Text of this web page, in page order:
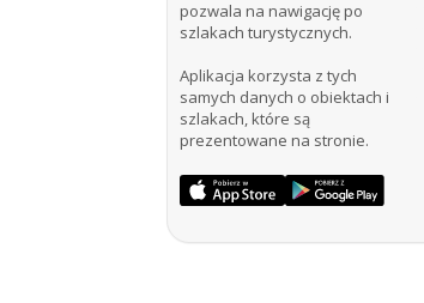
pozwala na nawigację po
szlakach turystycznych.
Aplikacja korzysta z tych
samych danych o obiektach i
szlakach, które są
prezentowane na stronie.